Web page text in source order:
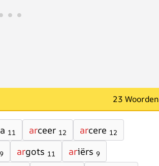
23 Woorden
11 arceer 12 arcere 12
9 argots 11 ariërs 9